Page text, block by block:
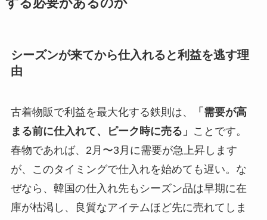
する必要があるのか
シーズンが来てから仕入れると利益を逃す理
由
古着物販で利益を最大化する鉄則は、
「需要が高
まる前に仕入れて、ピーク時に売る」 ことです。
春物であれば、2月〜3月に需要が急上昇します
が、このタイミングで仕入れを始めても遅い。な
ぜなら、韓国の仕入れ先もシーズン品は早期に在
庫が枯渇し、良質なアイテムほど先に売れてしま